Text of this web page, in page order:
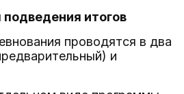
подведения итогов
проводятся в два
и